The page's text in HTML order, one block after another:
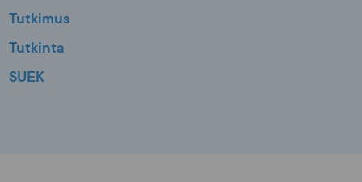
Tutkimus
Tutkinta
SUEK